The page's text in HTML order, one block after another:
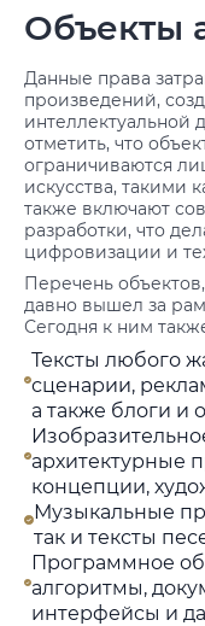
Объекты
Данные права
произведений,
интеллектуальной
отметить, что
ограничиваются
искусства, такими
также включают
разработки, что
цифровизации и
Перечень
давно вышел за
Сегодня к ним
Тексты любого
сценарии,
а также блоги и
архитектурные
концепции,
Музыкальные
так и тексты
Программное
алгоритмы,
интерфейсы и